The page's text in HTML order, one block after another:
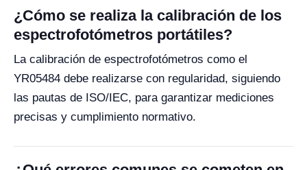
¿Cómo se realiza la calibración de los
espectrofotómetros portátiles?
La calibración de espectrofotómetros como el
YR05484 debe realizarse con regularidad, siguiendo
las pautas de ISO/IEC, para garantizar mediciones
precisas y cumplimiento normativo.